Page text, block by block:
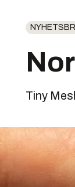
Tiny